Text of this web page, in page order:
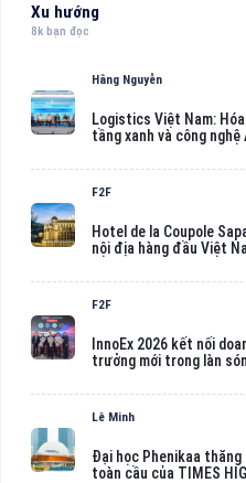
Xu hướng
8k bạn đọc
Hằng Nguyễn
Logistics Việt Nam:
tầng xanh và công nghệ
F2F
Hotel de la Coupole
nội địa hàng đầu Việt
F2F
InnoEx 2026 kết nối
trưởng mới trong làn
Lê Minh
Đại học Phenikaa
toàn cầu của TIMES